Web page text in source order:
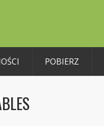
POBIERZ